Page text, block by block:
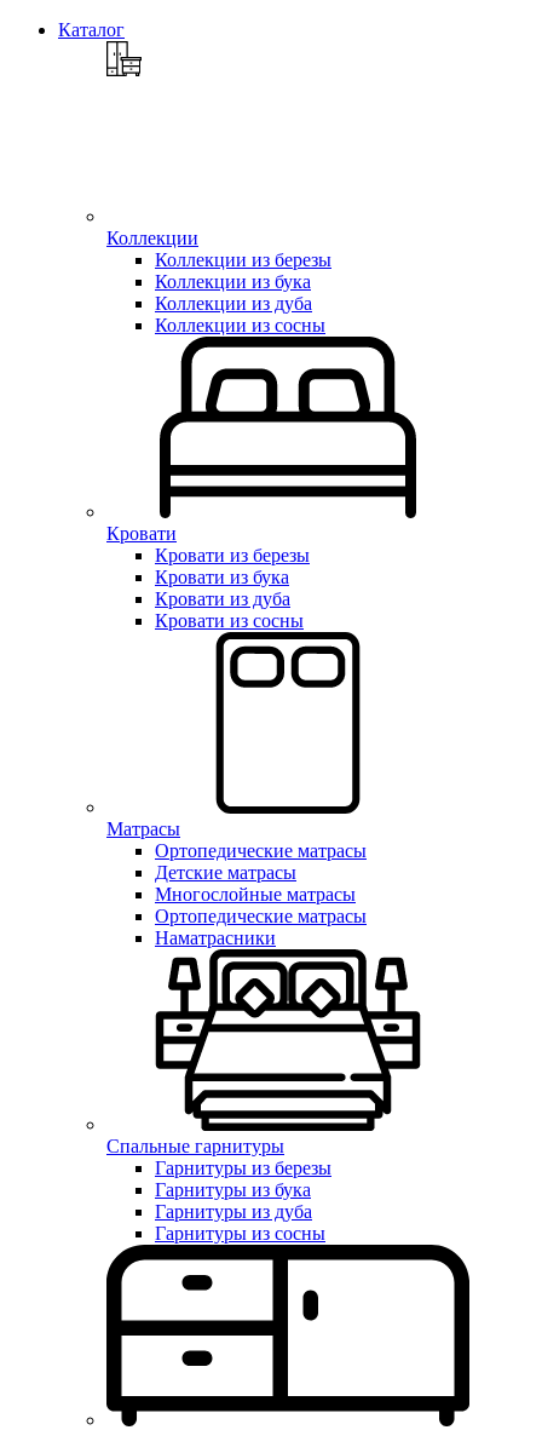
Каталог
Коллекции
Коллекции из березы
Коллекции из бука
Коллекции из дуба
Коллекции из сосны
Кровати
Кровати из березы
Кровати из бука
Кровати из дуба
Кровати из сосны
Матрасы
Ортопедические матрасы
Детские матрасы
Многослойные матрасы
Ортопедические матрасы
Наматрасники
Спальные гарнитуры
Гарнитуры из березы
Гарнитуры из бука
Гарнитуры из дуба
Гарнитуры из сосны